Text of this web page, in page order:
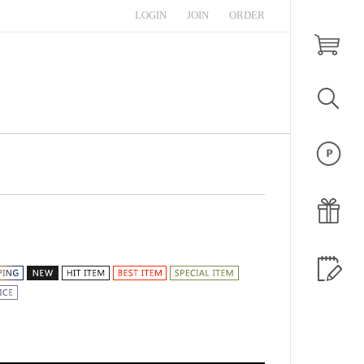
ORDER
JOIN
LOGIN